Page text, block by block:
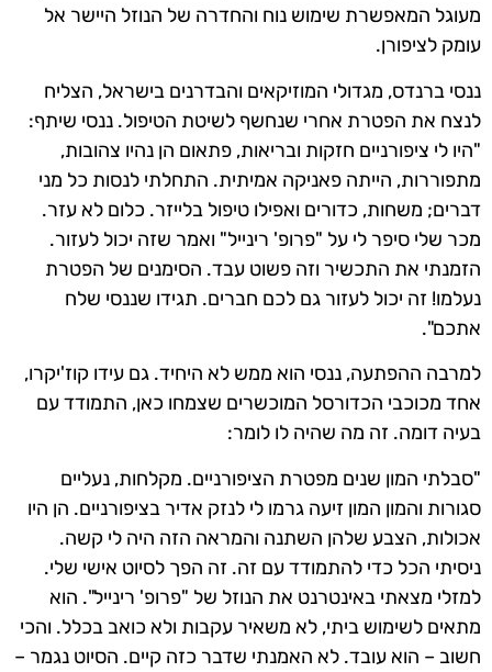
מעוגל המאפשרת שימוש נוח והחדרה של הנוזל היישר אל
עומק לציפורן.
ננסי ברנדס, מגדולי המוזיקאים והבדרנים בישראל, הצליח
לנצח את הפטרת אחרי שנחשף לשיטת הטיפול. ננסי שיתף:
"היו לי ציפורניים חזקות ובריאות, פתאום הן נהיו צהובות,
מתפוררות, הייתה פאניקה אמיתית. התחלתי לנסות כל מני
דברים; משחות, כדורים ואפילו טיפול בלייזר. כלום לא עזר.
מכר שלי סיפר לי על "פרופ' רינייל" ואמר שזה יכול לעזור.
הזמנתי את התכשיר וזה פשוט עבד. הסימנים של הפטרת
נעלמו! זה יכול לעזור גם לכם חברים. תגידו שננסי שלח
אתכם".
למרבה ההפתעה, ננסי הוא ממש לא היחיד. גם עידו קוז'יקרו,
אחד מכוכבי הכדורסל המוכשרים שצמחו כאן, התמודד עם
בעיה דומה. זה מה שהיה לו לומר:
"סבלתי המון שנים מפטרת הציפורניים. מקלחות, נעליים
סגורות והמון המון זיעה גרמו לי לנזק אדיר בציפורניים. הן היו
אכולות, הצבע שלהן השתנה והמראה הזה היה לי קשה.
ניסיתי הכל כדי להתמודד עם זה. זה הפך לסיוט אישי שלי.
למזלי מצאתי באינטרנט את הנוזל של "פרופ' רינייל". הוא
מתאים לשימוש ביתי, לא משאיר עקבות ולא כואב בכלל. והכי
חשוב – הוא עובד. לא האמנתי שדבר כזה קיים. הסיוט נגמר –